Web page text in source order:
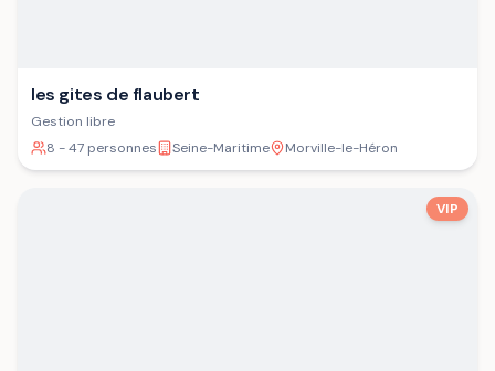
les gites de flaubert
Gestion libre
8 - 47 personnes
Seine-Maritime Morville-le-Héron
VIP